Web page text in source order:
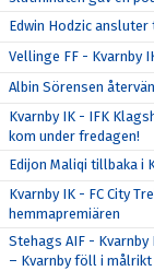
Edwin Hodzic
Vellinge FF - Kvarnby
Albin Sörensen
Kvarnby IK - IFK
kom under fredagen!
Edijon Maliqi tillbaka i
Kvarnby IK - FC City
hemmapremiären
Stehags AIF -
– Kvarnby föll i målrikt